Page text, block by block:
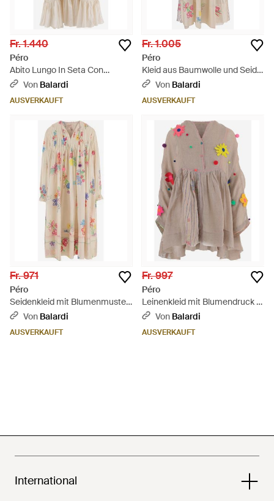
Fr. 1.440
Péro
Abito Lungo In Seta Con
Ricami - Natur
Von Balardi
AUSVERKAUFT
Fr. 1.005
Péro
Kleid aus Baumwolle und Seide
mit Karomuster - Natur
Von Balardi
AUSVERKAUFT
Fr. 971
Péro
Seidenkleid mit Blumenmuster
- Natur
Von Balardi
AUSVERKAUFT
Fr. 997
Péro
Leinenkleid mit Blumendruck -
Natur
Von Balardi
AUSVERKAUFT
International